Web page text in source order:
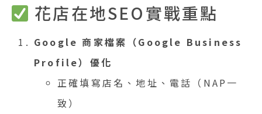
花店在地SEO實戰重點
Google 商家檔案（Google Business
Profile）優化
正確填寫店名、地址、電話（NAP一
致）